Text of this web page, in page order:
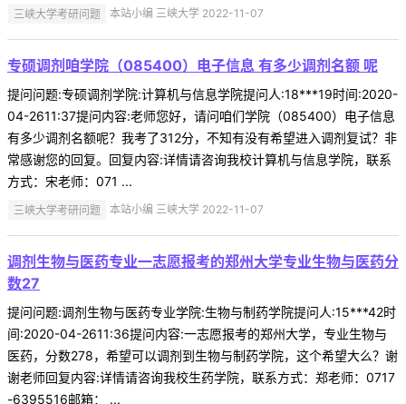
三峡大学考研问题 本站小编 三峡大学 2022-11-07
专硕调剂咱学院（085400）电子信息 有多少调剂名额 呢
提问问题:专硕调剂学院:计算机与信息学院提问人:18***19时间:2020-
04-2611:37提问内容:老师您好，请问咱们学院（085400）电子信息
有多少调剂名额呢？我考了312分，不知有没有希望进入调剂复试？非
常感谢您的回复。回复内容:详情请咨询我校计算机与信息学院，联系
方式：宋老师：071 ...
三峡大学考研问题 本站小编 三峡大学 2022-11-07
调剂生物与医药专业一志愿报考的郑州大学专业生物与医药分
数27
提问问题:调剂生物与医药专业学院:生物与制药学院提问人:15***42时
间:2020-04-2611:36提问内容:一志愿报考的郑州大学，专业生物与
医药，分数278，希望可以调剂到生物与制药学院，这个希望大么？谢
谢老师回复内容:详情请咨询我校生药学院，联系方式：郑老师：0717
-6395516邮箱： ...